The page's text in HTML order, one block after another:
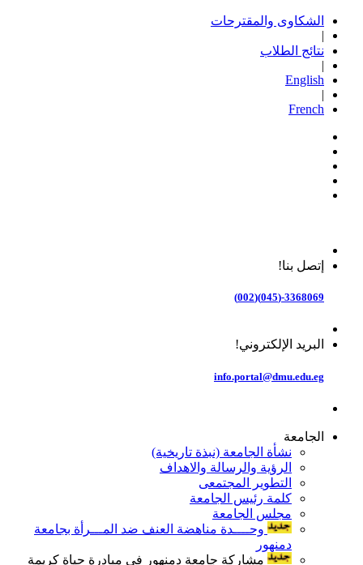
الشكاوى والمقترحات
|
نتائج الطلاب
|
English
|
French
إتصل بنا!
3368069-(045)(002)
البريد الإلكتروني!
info.portal@dmu.edu.eg
الجامعة
نشأة الجامعة (نبذة تاريخية)
الرؤية والرسالة والاهداف
التطوير المجتمعى
كلمة رئيس الجامعة
مجلس الجامعة
وحــــدة مناهضة العنف ضد المـــرأة بجامعة
دمنهور
مشاركة جامعة دمنهور في مبادرة حياة كريمة